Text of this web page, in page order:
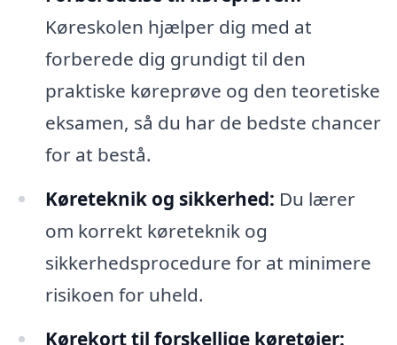
Køreskolen hjælper dig med at
forberede dig grundigt til den
praktiske køreprøve og den teoretiske
eksamen, så du har de bedste chancer
for at bestå.
Køreteknik og sikkerhed: Du lærer
om korrekt køreteknik og
sikkerhedsprocedure for at minimere
risikoen for uheld.
Kørekort til forskellige køretøjer: